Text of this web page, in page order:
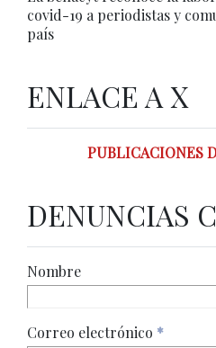
covid-19 a periodistas y
país
ENLACE A X
PUBLICACIONES
DENUNCIAS
Nombre
Correo electrónico *